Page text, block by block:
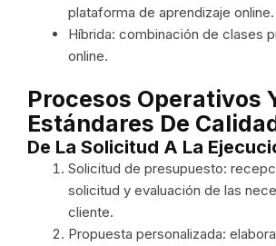
plataforma de aprendizaje online.
Híbrida: combinación de clases
online.
Procesos Operativos
Estándares De
De La Solicitud A La
Solicitud de presupuesto:
solicitud y evaluación de las
cliente.
Propuesta personalizada: